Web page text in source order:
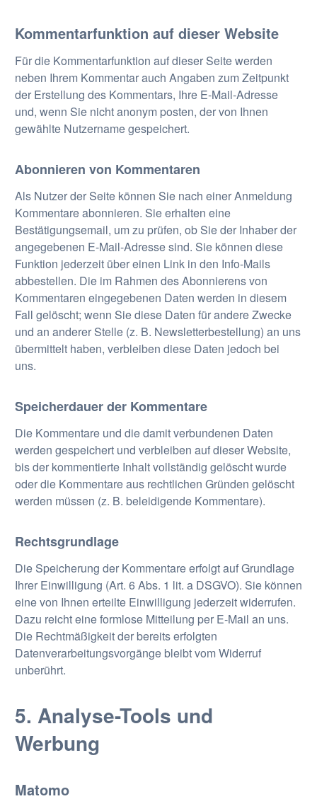
Kommentar­funktion auf dieser Website
Für die Kommentarfunktion auf dieser Seite werden
neben Ihrem Kommentar auch Angaben zum Zeitpunkt
der Erstellung des Kommentars, Ihre E-Mail-Adresse
und, wenn Sie nicht anonym posten, der von Ihnen
gewählte Nutzername gespeichert.
Abonnieren von Kommentaren
Als Nutzer der Seite können Sie nach einer Anmeldung
Kommentare abonnieren. Sie erhalten eine
Bestätigungsemail, um zu prüfen, ob Sie der Inhaber der
angegebenen E-Mail-Adresse sind. Sie können diese
Funktion jederzeit über einen Link in den Info-Mails
abbestellen. Die im Rahmen des Abonnierens von
Kommentaren eingegebenen Daten werden in diesem
Fall gelöscht; wenn Sie diese Daten für andere Zwecke
und an anderer Stelle (z. B. Newsletterbestellung) an uns
übermittelt haben, verbleiben diese Daten jedoch bei
uns.
Speicherdauer der Kommentare
Die Kommentare und die damit verbundenen Daten
werden gespeichert und verbleiben auf dieser Website,
bis der kommentierte Inhalt vollständig gelöscht wurde
oder die Kommentare aus rechtlichen Gründen gelöscht
werden müssen (z. B. beleidigende Kommentare).
Rechtsgrundlage
Die Speicherung der Kommentare erfolgt auf Grundlage
Ihrer Einwilligung (Art. 6 Abs. 1 lit. a DSGVO). Sie können
eine von Ihnen erteilte Einwilligung jederzeit widerrufen.
Dazu reicht eine formlose Mitteilung per E-Mail an uns.
Die Rechtmäßigkeit der bereits erfolgten
Datenverarbeitungsvorgänge bleibt vom Widerruf
unberührt.
5. Analyse-Tools und
Werbung
Matomo